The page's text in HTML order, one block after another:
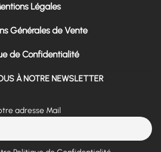
Légales
Générales de Vente
de Confidentialité
À NOTRE NEWSLETTER
adresse Mail